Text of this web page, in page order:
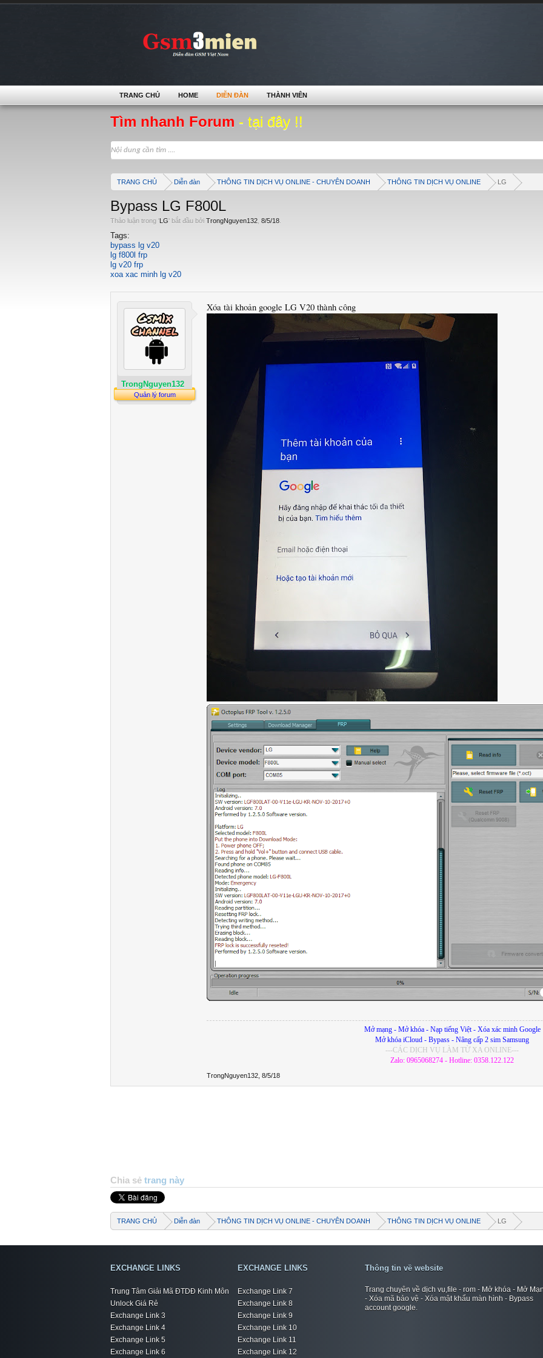
Tìm nhanh Forum - tại đây !!
TRANG CHỦ Diễn đàn THÔNG TIN DỊCH VỤ ONLINE - CHUYÊN DOANH THÔNG TIN DỊCH VỤ ONLINE LG
Bypass LG F800L
Thảo luận trong 'LG' bắt đầu bởi TrongNguyen132 8/5/18
Tags:
bypass lg v20
lg f800l frp
lg v20 frp
xoa xac minh lg v20
TrongNguyen132
Quản lý forum
Xóa tài khoản google LG V20 thành công
Mở mạng - Mở khóa - Nạp tiếng Việt - Xóa xác minh Google
Mở khóa iCloud - Bypass - Nâng cấp 2 sim Samsung
---CÁC DỊCH VỤ LÀM TỪ XA ONLINE---
Zalo: 0965068274 - Hotline: 0358.122.122
TrongNguyen132 8/5/18
Chia sẻ trang này
TRANG CHỦ Diễn đàn THÔNG TIN DỊCH VỤ ONLINE - CHUYÊN DOANH THÔNG TIN DỊCH VỤ ONLINE LG
TRANG CHỦ HOME DIỄN ĐÀN THÀNH VIÊN
EXCHANGE LINKS
Trung Tâm Giải Mã ĐTDĐ Kinh Môn
Unlock Giá Rẻ
Exchange Link 3
Exchange Link 4
Exchange Link 5
Exchange Link 6
EXCHANGE LINKS
Exchange Link 7
Exchange Link 8
Exchange Link 9
Exchange Link 10
Exchange Link 11
Exchange Link 12
Thông tin về website
Trang chuyên về dịch vụ,file - rom - Mở khóa - Mở
- Xóa mã bảo vệ - Xóa mật khẩu màn hình - Bypass
account google.